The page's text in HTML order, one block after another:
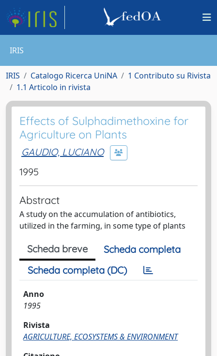
IRIS
IRIS Catalogo Ricerca UniNA
1 Contributo su Rivista
1.1 Articolo in rivista
Effects of Sulphadimethoxine for
Agriculture on Plants
GAUDIO, LUCIANO
1995
Abstract
A study on the accumulation of antibiotics,
utilized in the farming, in some type of plants
Scheda breve
Scheda completa
Scheda completa (DC)
Anno
1995
Rivista
AGRICULTURE, ECOSYSTEMS & ENVIRONMENT